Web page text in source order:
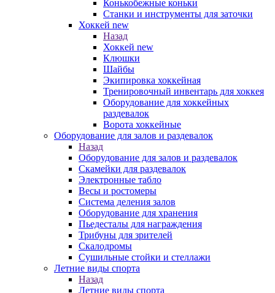
Конькобежные коньки
Станки и инструменты для заточки
Хоккей new
Назад
Хоккей new
Клюшки
Шайбы
Экипировка хоккейная
Тренировочный инвентарь для хоккея
Оборудование для хоккейных
раздевалок
Ворота хоккейные
Оборудование для залов и раздевалок
Назад
Оборудование для залов и раздевалок
Скамейки для раздевалок
Электронные табло
Весы и ростомеры
Система деления залов
Оборудование для хранения
Пьедесталы для награждения
Трибуны для зрителей
Скалодромы
Сушильные стойки и стеллажи
Летние виды спорта
Назад
Летние виды спорта